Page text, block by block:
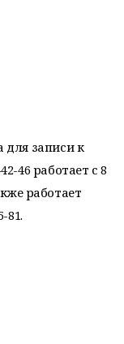
для записи к
46работает с 8
работает
81.